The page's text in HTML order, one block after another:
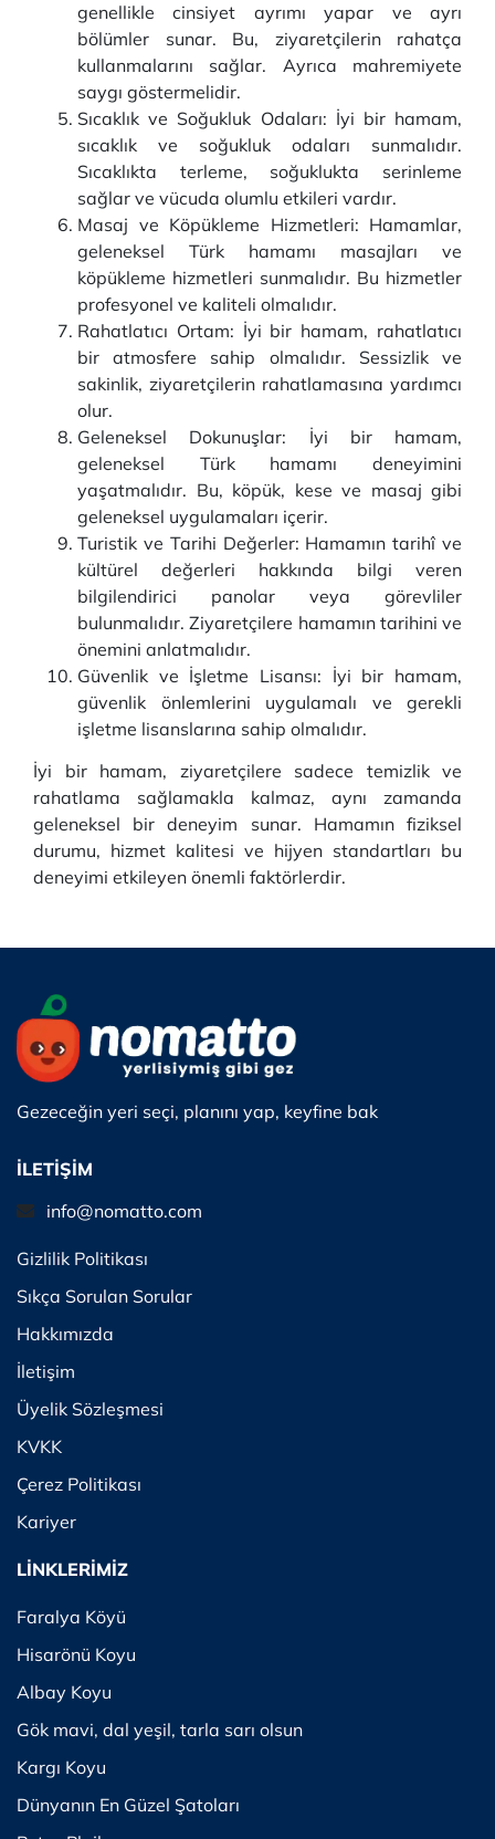
genellikle cinsiyet ayrımı yapar ve ayrı
bölümler sunar. Bu, ziyaretçilerin rahatça
kullanmalarını sağlar. Ayrıca mahremiyete
saygı göstermelidir.
Sıcaklık ve Soğukluk Odaları: İyi bir hamam,
sıcaklık ve soğukluk odaları sunmalıdır.
Sıcaklıkta terleme, soğuklukta serinleme
sağlar ve vücuda olumlu etkileri vardır.
Masaj ve Köpükleme Hizmetleri: Hamamlar,
geleneksel Türk hamamı masajları ve
köpükleme hizmetleri sunmalıdır. Bu hizmetler
profesyonel ve kaliteli olmalıdır.
Rahatlatıcı Ortam: İyi bir hamam, rahatlatıcı
bir atmosfere sahip olmalıdır. Sessizlik ve
sakinlik, ziyaretçilerin rahatlamasına yardımcı
olur.
Geleneksel Dokunuşlar: İyi bir hamam,
geleneksel Türk hamamı deneyimini
yaşatmalıdır. Bu, köpük, kese ve masaj gibi
geleneksel uygulamaları içerir.
Turistik ve Tarihi Değerler: Hamamın tarihî ve
kültürel değerleri hakkında bilgi veren
bilgilendirici panolar veya görevliler
bulunmalıdır. Ziyaretçilere hamamın tarihini ve
önemini anlatmalıdır.
Güvenlik ve İşletme Lisansı: İyi bir hamam,
güvenlik önlemlerini uygulamalı ve gerekli
işletme lisanslarına sahip olmalıdır.
İyi bir hamam, ziyaretçilere sadece temizlik ve
rahatlama sağlamakla kalmaz, aynı zamanda
geleneksel bir deneyim sunar. Hamamın fiziksel
durumu, hizmet kalitesi ve hijyen standartları bu
deneyimi etkileyen önemli faktörlerdir.
Gezeceğin yeri seçi, planını yap, keyfine bak
İLETİŞİM
info@nomatto.com
Gizlilik Politikası
Sıkça Sorulan Sorular
Hakkımızda
İletişim
Üyelik Sözleşmesi
KVKK
Çerez Politikası
Kariyer
LİNKLERİMİZ
Faralya Köyü
Hisarönü Koyu
Albay Koyu
Gök mavi, dal yeşil, tarla sarı olsun
Kargı Koyu
Dünyanın En Güzel Şatoları